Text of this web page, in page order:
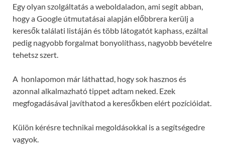
Egy olyan szolgáltatás a weboldaladon, ami segít abban,
hogy a Google útmutatásai alapján előbbrera kerülj a
keresők találati listáján és több látogatót kaphass, ezáltal
pedig nagyobb forgalmat bonyolíthass, nagyobb bevételre
tehetsz szert.
A honlapomon már láthattad, hogy sok hasznos és
azonnal alkalmazható tippet adtam neked. Ezek
megfogadásával javíthatod a keresőkben elért pozícióidat.
Külön kérésre technikai megoldásokkal is a segítségedre
vagyok.